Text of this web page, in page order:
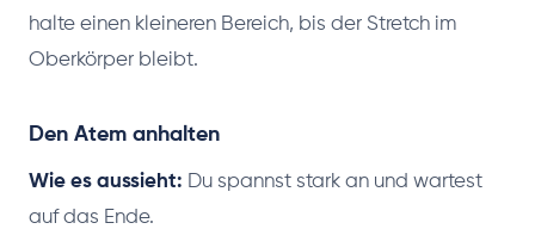
halte einen kleineren Bereich, bis der Stretch im
Oberkörper bleibt.
Den Atem anhalten
Wie es aussieht: Du spannst stark an und wartest
auf das Ende.